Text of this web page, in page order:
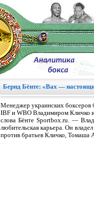
Бернд Бёнте: «Вах —
Менеджер украинских боксеров
IBF и WBO Владимиром Кличко
слова Бёнте Sportbox.ru. —
любительская карьера. Он
против братьев Кличко, Томаша